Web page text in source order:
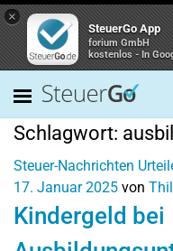
×
SteuerGo App
forium GmbH
kostenlos - In
Schlagwort:
Steuer-Nachrichten
17. Januar 2025 von
Kindergeld bei